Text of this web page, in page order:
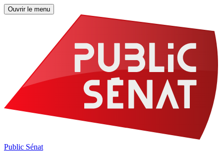
Ouvrir le menu
Public Sénat